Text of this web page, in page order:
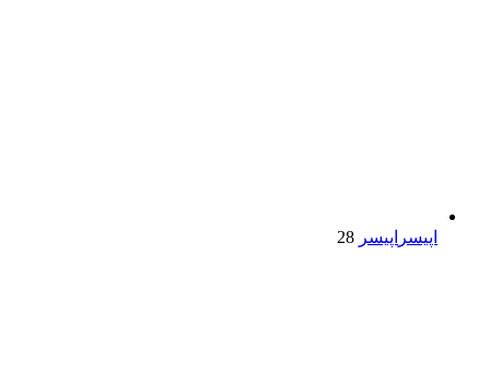
اپیسر اپیسر 28